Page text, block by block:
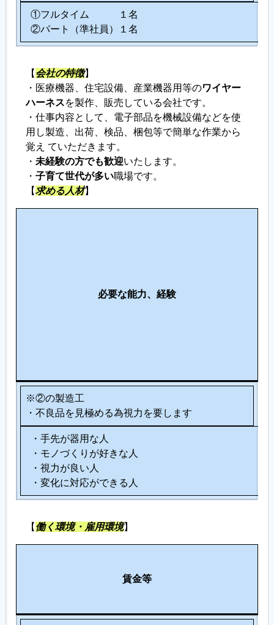
①フルタイム １名
②パート（準社員）１名
【 会社の特徴】
・医療機器、住宅設備、産業機器用等のワイヤー
ハーネスを製作、販売している会社です。
・仕事内容として、電子部品を機械設備などを使
用し製造、出荷、検品、梱包等で簡単な作業から
覚え ていただきます。
・ 未経験の方でも歓迎いたします。
・ 子育て世代が多い職場です。
【求める人材】
必要な能力、経験
※②の製造工
・不良品を見極める為視力を要します
・手先が器用な人
・モノづくりが好きな人
・視力が良い人
・変化に対応ができる人
【 働く環境・雇用環境】
賃金等